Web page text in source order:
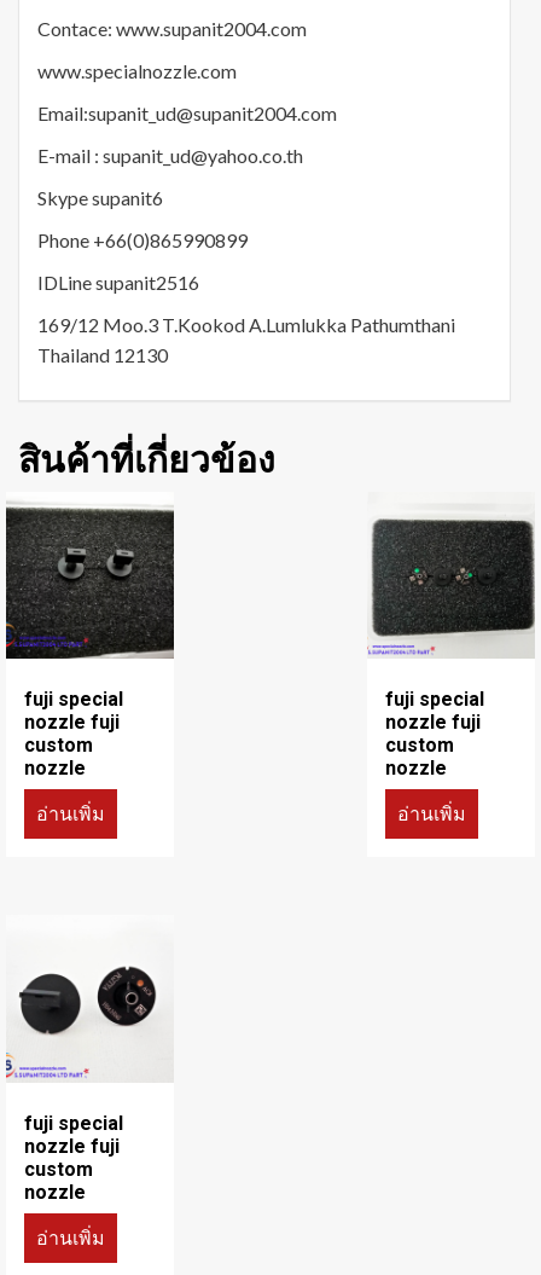
Contace: www.supanit2004.com
www.specialnozzle.com
Email:supanit_ud@supanit2004.com
E-mail : supanit_ud@yahoo.co.th
Skype supanit6
Phone +66(0)865990899
IDLine supanit2516
169/12 Moo.3 T.Kookod A.Lumlukka Pathumthani
Thailand 12130
สินค้าที่เกี่ยวข้อง
fuji special
nozzle fuji
custom
nozzle
อ่านเพิ่ม
fuji special
nozzle fuji
custom
nozzle
อ่านเพิ่ม
fuji special
nozzle fuji
custom
nozzle
อ่านเพิ่ม